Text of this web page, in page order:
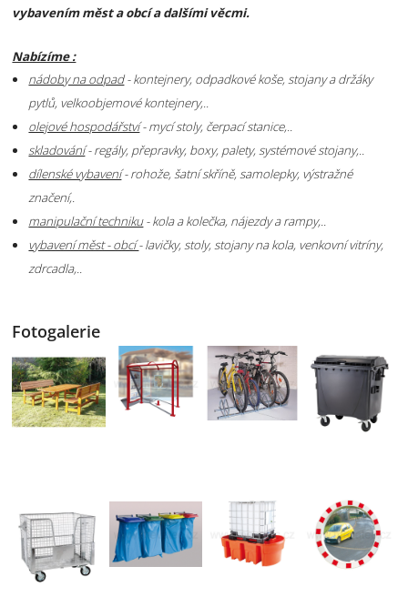
vybavením měst a obcí a dalšími věcmi.
Nabízíme :
nádoby na odpad- kontejnery, odpadkové koše, stojany a držáky
pytlů, velkoobjemové kontejnery,..
olejové hospodářství- mycí stoly, čerpací stanice,..
skladování- regály, přepravky, boxy, palety, systémové stojany,..
dílenské vybavení- rohože, šatní skříně, samolepky, výstražné
značení,.
manipulační techniku- kola a kolečka, nájezdy a rampy,..
vybavení měst - obcí- lavičky, stoly, stojany na kola, venkovní vitríny,
zdrcadla,..
Fotogalerie